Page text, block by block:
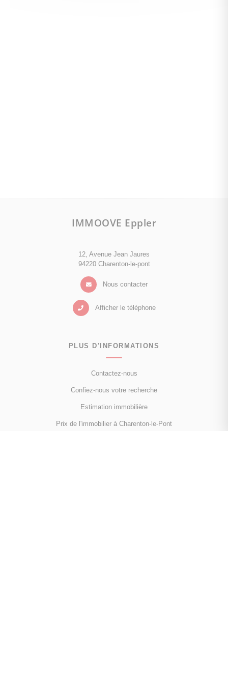
IMMOOVE Eppler
12, Avenue Jean Jaures
94220 Charenton-le-pont
Nous contacter
Afficher le téléphone
PLUS D'INFORMATIONS
Contactez-nous
Confiez-nous votre recherche
Estimation immobilière
Prix de l'immobilier à Charenton-le-Pont